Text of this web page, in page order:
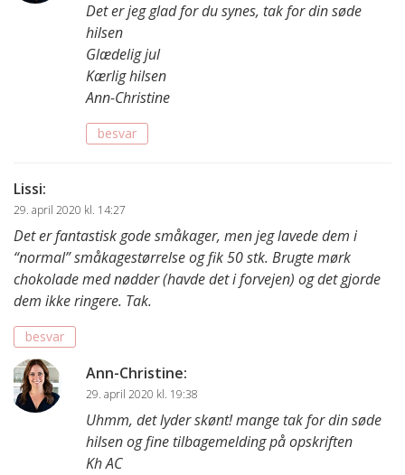
Det er jeg glad for du synes, tak for din søde
hilsen
Glædelig jul
Kærlig hilsen
Ann-Christine
besvar
Lissi:
29. april 2020 kl. 14:27
Det er fantastisk gode småkager, men jeg lavede dem i
“normal” småkagestørrelse og fik 50 stk. Brugte mørk
chokolade med nødder (havde det i forvejen) og det gjorde
dem ikke ringere. Tak.
besvar
Ann-Christine:
29. april 2020 kl. 19:38
Uhmm, det lyder skønt! mange tak for din søde
hilsen og fine tilbagemelding på opskriften
Kh AC